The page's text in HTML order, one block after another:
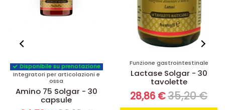
Disponibile su prenotazione
Integratori per articolazioni e
ossa
Amino 75 Solgar - 30
capsule
Funzione gastrointestinale
Lactase Solgar - 30
tavolette
28,86 €35,20 €